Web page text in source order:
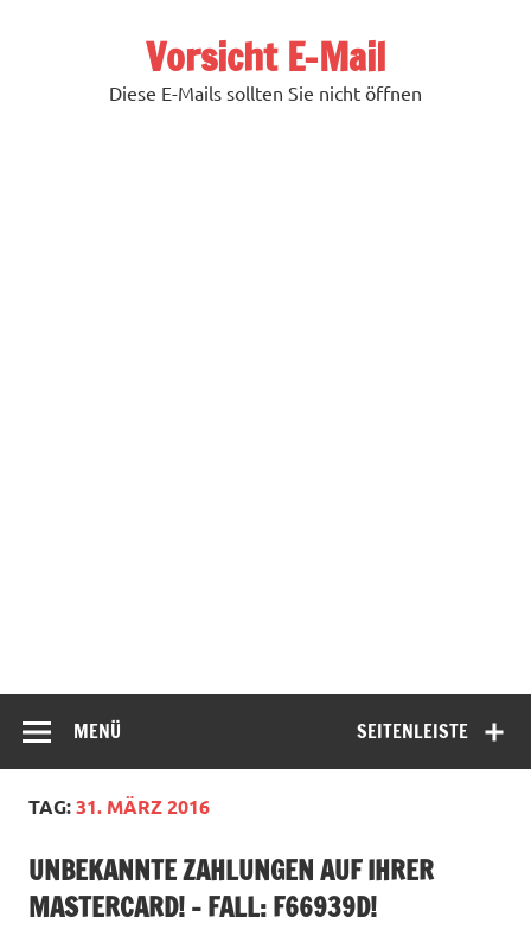
Vorsicht E-Mail
Diese E-Mails sollten Sie nicht öffnen
SEITENLEISTE
MENÜ
TAG:31. MÄRZ 2016
UNBEKANNTE ZAHLUNGEN AUF IHRER
MASTERCARD! – FALL: F66939D!